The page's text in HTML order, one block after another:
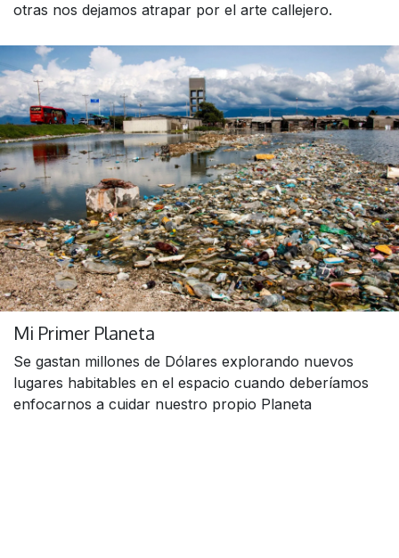
otras nos dejamos atrapar por el arte callejero.
Mi Primer Planeta
Se gastan millones de Dólares explorando nuevos
lugares habitables en el espacio cuando deberíamos
enfocarnos a cuidar nuestro propio Planeta